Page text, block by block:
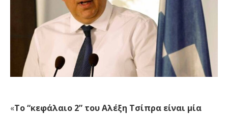
«Το “κεφάλαιο 2” του Αλέξη Τσίπρα είναι μία